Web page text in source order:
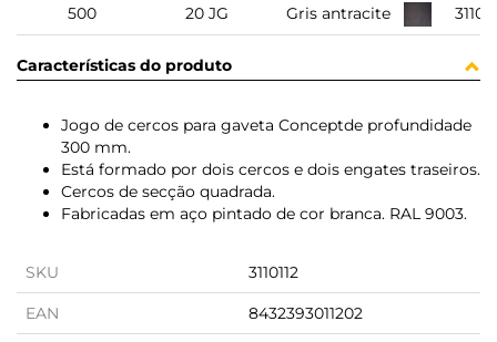
500 20 JG Gris antracite
Características do produto
Jogo de cercos para gaveta Conceptde profundidade
300 mm.
Está formado por dois cercos e dois engates traseiros.
Cercos de secção quadrada.
Fabricadas em aço pintado de cor branca. RAL 9003.
SKU 3110112
EAN 8432393011202